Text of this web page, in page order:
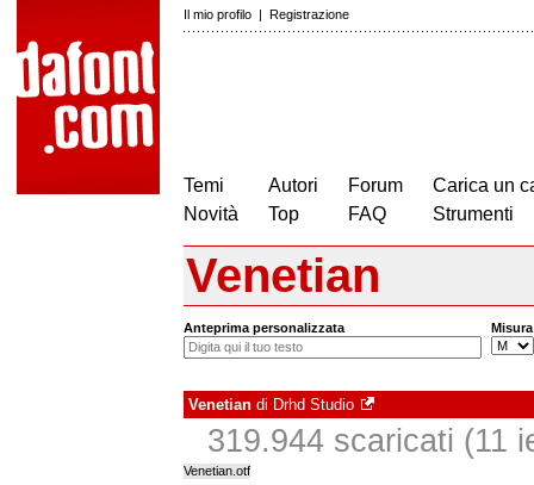
Il mio profilo | Registrazione
Temi
Novità
Autori
Top
Forum
FAQ
Carica un
Strumenti
Venetian
Anteprima personalizzata Misura
Venetian di Drhd Studio
319.944 scaricati (11
Venetian.otf